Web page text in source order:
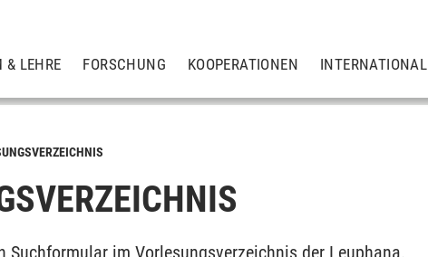
& LEHRE FORSCHUNG KOOPERATIONEN INTERNATIONAL
Suchformular im Vorlesungsverzeichnis der Leuphana.